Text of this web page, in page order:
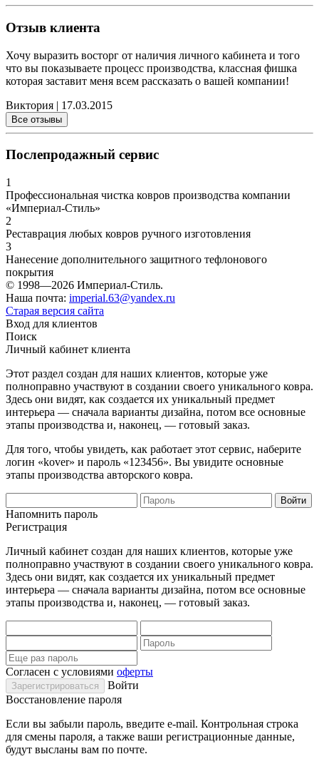
Отзыв клиента
Хочу выразить восторг от наличия личного кабинета и того
что вы показываете процесс производства, классная фишка
которая заставит меня всем рассказать о вашей компании!
Виктория | 17.03.2015
Послепродажный сервис
1
Профессиональная чистка ковров производства компании
«Империал-Стиль»
2
Реставрация любых ковров ручного изготовления
3
Нанесение дополнительного защитного тефлонового
покрытия
© 1998—2026 Империал-Стиль.
Наша почта: imperial.63@yandex.ru
Старая версия сайта
Вход для клиентов
Поиск
Личный кабинет клиента
Этот раздел создан для наших клиентов, которые уже
полноправно участвуют в создании своего уникального ковра.
Здесь они видят, как создается их уникальный предмет
интерьера — сначала варианты дизайна, потом все основные
этапы производства и, наконец, — готовый заказ.
Для того, чтобы увидеть, как работает этот сервис, наберите
логин «kover» и пароль «123456». Вы увидите основные
этапы производства авторского ковра.
Напомнить пароль
Регистрация
Личный кабинет создан для наших клиентов, которые уже
полноправно участвуют в создании своего уникального ковра.
Здесь они видят, как создается их уникальный предмет
интерьера — сначала варианты дизайна, потом все основные
этапы производства и, наконец, — готовый заказ.
Согласен с условиями оферты
Войти
Восстановление пароля
Если вы забыли пароль, введите e-mail. Контрольная строка
для смены пароля, а также ваши регистрационные данные,
будут высланы вам по почте.